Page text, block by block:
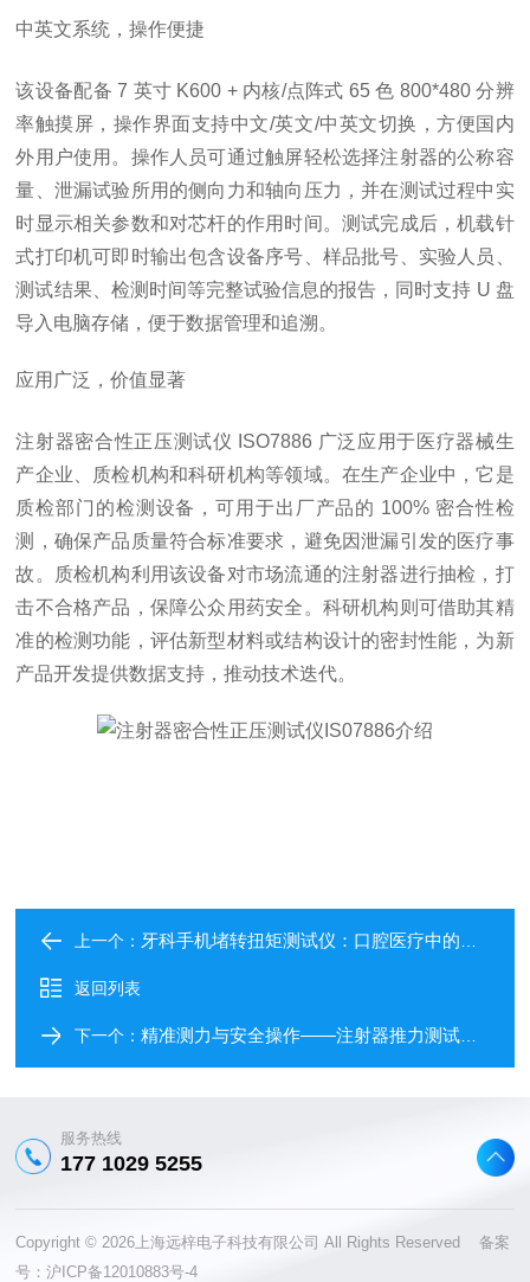
中英文系统，操作便捷
该设备配备 7 英寸 K600 + 内核/点阵式 65 色 800*480 分辨
率触摸屏，操作界面支持中文/英文/中英文切换，方便国内
外用户使用。操作人员可通过触屏轻松选择注射器的公称容
量、泄漏试验所用的侧向力和轴向压力，并在测试过程中实
时显示相关参数和对芯杆的作用时间。测试完成后，机载针
式打印机可即时输出包含设备序号、样品批号、实验人员、
测试结果、检测时间等完整试验信息的报告，同时支持 U 盘
导入电脑存储，便于数据管理和追溯。
应用广泛，价值显著
注射器密合性正压测试仪 ISO7886 广泛应用于医疗器械生
产企业、质检机构和科研机构等领域。在生产企业中，它是
质检部门的检测设备，可用于出厂产品的 100% 密合性检
测，确保产品质量符合标准要求，避免因泄漏引发的医疗事
故。质检机构利用该设备对市场流通的注射器进行抽检，打
击不合格产品，保障公众用药安全。科研机构则可借助其精
准的检测功能，评估新型材料或结构设计的密封性能，为新
产品开发提供数据支持，推动技术迭代。
上一个： 牙科手机堵转扭矩测试仪：口腔医疗中的精密保障
返回列表
下一个：精准测力与安全操作——注射器推力测试仪使用指南
服务热线
177 1029 5255
Copyright © 2026上海远梓电子科技有限公司 All Rights Reserved 备案
号：沪ICP备12010883号-4